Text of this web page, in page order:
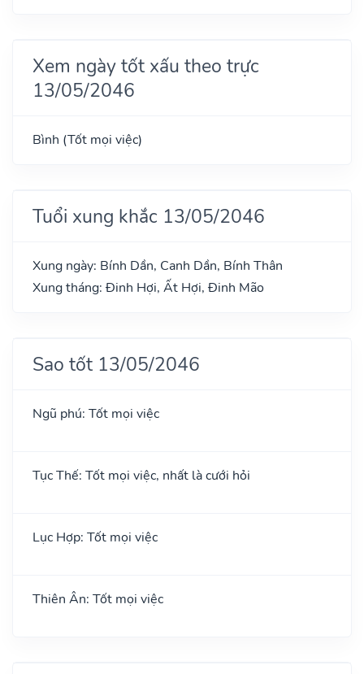
Xem ngày tốt xấu theo trực
13/05/2046
Bình (Tốt mọi việc)
Tuổi xung khắc 13/05/2046
Xung ngày: Bính Dần, Canh Dần, Bính Thân
Xung tháng: Đinh Hợi, Ất Hợi, Đinh Mão
Sao tốt 13/05/2046
Ngũ phú: Tốt mọi việc
Tục Thế: Tốt mọi việc, nhất là cưới hỏi
Lục Hợp: Tốt mọi việc
Thiên Ân: Tốt mọi việc